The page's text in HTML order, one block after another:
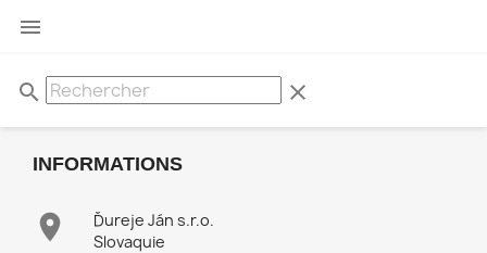

search clear
INFORMATIONS

Ďureje Ján s.r.o.
Slovaquie